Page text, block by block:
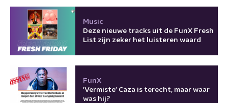
Music
Deze nieuwe tracks uit de FunX Fresh
List zijn zeker het luisteren waard
FunX
'Vermiste' Caza is terecht, maar waar
was hij?